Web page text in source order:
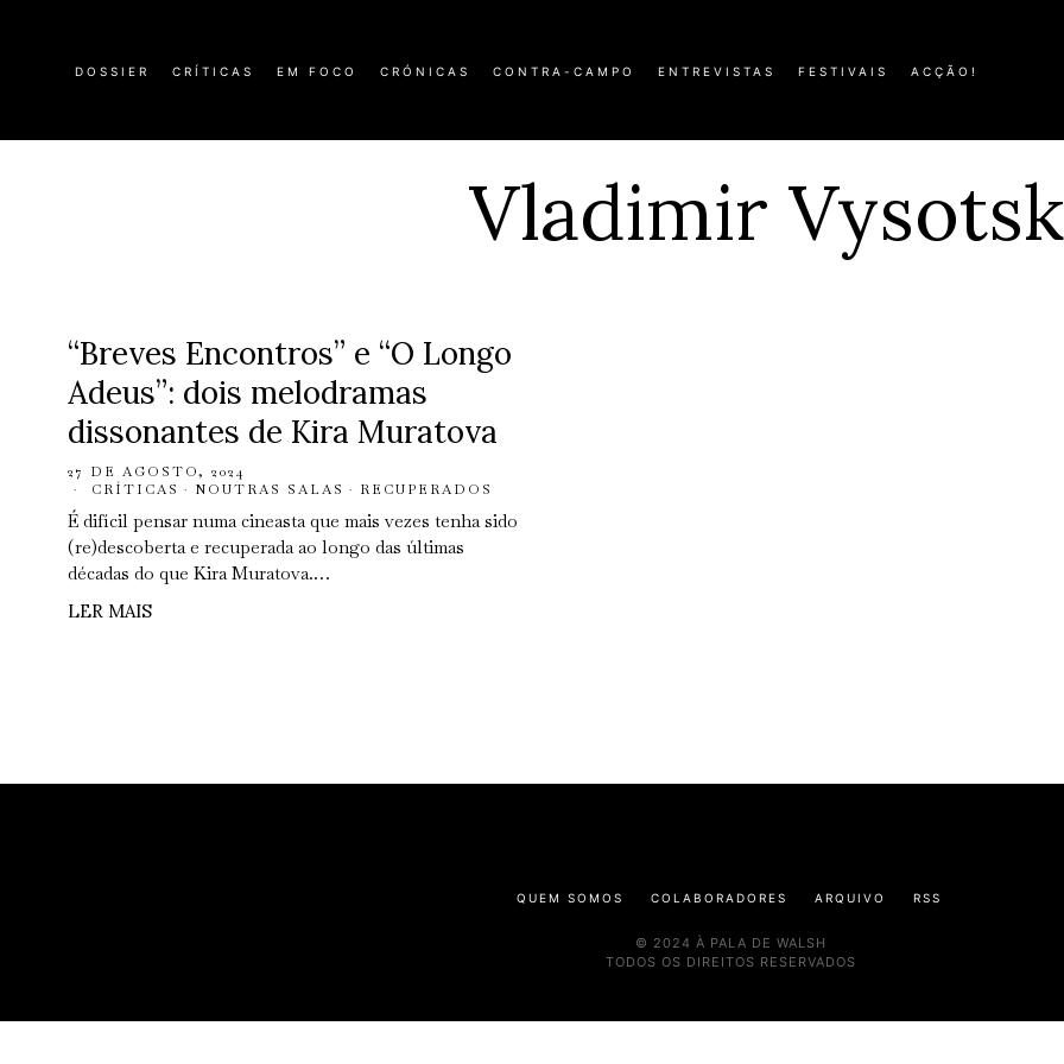
DOSSIER CRÍTICAS EM FOCO CRÓNICAS CONTRA-CAMPO ENTREVISTAS FESTIVAIS ACÇÃO!
Vladimir
“Breves Encontros” e “O Longo
Adeus”: dois melodramas
dissonantes de Kira Muratova
27 DE AGOSTO, 2024
CRÍTICAS · NOUTRAS SALAS · RECUPERADOS
É difícil pensar numa cineasta que mais vezes tenha sido
(re)descoberta e recuperada ao longo das últimas
décadas do que Kira Muratova.…
LER MAIS
QUEM SOMOS COLABORADORES ARQUIVO RSS
© 2024 À PALA DE WALSH
TODOS OS DIREITOS RESERVADOS